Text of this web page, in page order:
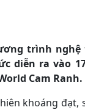
trình
diễn ra vào
Cam Ranh.
khoáng